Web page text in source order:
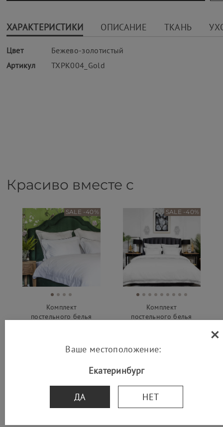
ХАРАКТЕРИСТИКИ ОПИСАНИЕ ТКАНЬ
Цвет
Бежево-золотистый
Артикул
TXPK004_Gold
Красиво вместе с
Комплект
постельного белья
23 790 руб.
SALE -40%
Комплект
постельного белья
40 700 руб.
SALE -40%
Смотрят вместе с
×
Ваше местоположение:
Екатеринбург
ДА НЕТ